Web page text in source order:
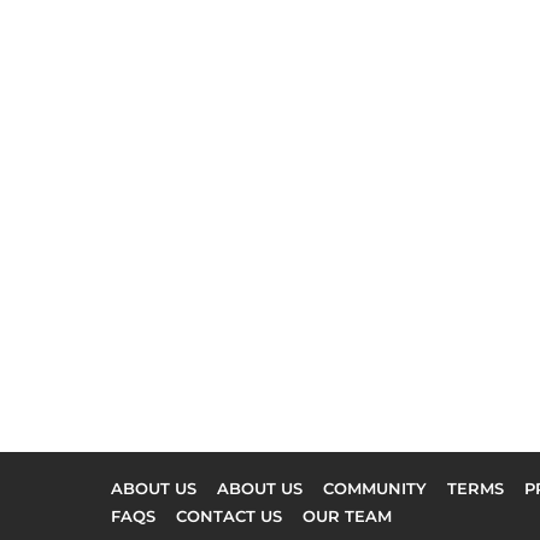
ABOUT US ABOUT US COMMUNITY TERMS
FAQS
CONTACT US OUR TEAM